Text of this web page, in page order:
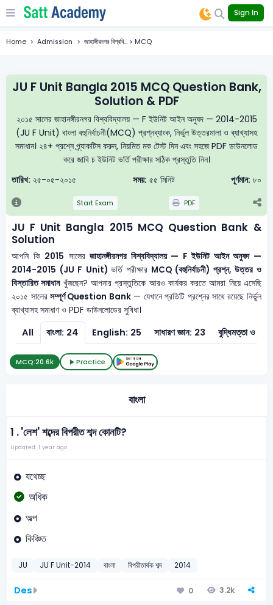
Sign In
Home Admission জাহাঙ্গীরনগর বিশ্ববি... > MCQ
JU F Unit Bangla 2015 MCQ Question Bank,
Solution & PDF
২০১৫ সালের জাহানঙ্গীরনগর বিশ্ববিদ্যালয় — F ইউনিট আইন অনুষদ — 2014-2015
(JU F Unit) বাংলা বহুনির্বাচনী(MCQ) প্রশ্নব্যাংক, নির্ভুল উত্তরমালা ও ব্যাখ্যাসহ
সমাধান। ২৪+ প্রশ্নে প্র্যাকটিস করুন, নিয়মিত মক টেস্ট দিন এবং সহজে PDF ডাউনলোড
করে জাবি চ ইউনিট ভর্তি পরীক্ষার সঠিক প্রস্তুতি নিন।
তারিখ: ২৫-০৫-২০১৫ সময়: ৫৫ মিনিট পূর্ণমান: ৮০
Start Exam PDF
JU F Unit Bangla 2015 MCQ Question Bank &
Solution
আপনি কি 2015 সালেরজাহানঙ্গীরনগর বিশ্ববিদ্যালয় — F ইউনিট আইন অনুষদ —
2014-2015 (JU F Unit)ভর্তি পরীক্ষার MCQ (বহুনির্বাচনী) প্রশ্ন, উত্তর ও
বিস্তারিত সমাধানখুঁজছেন? আপনার প্রস্তুতিকে আরও কার্যকর করতে আমরা নিয়ে এসেছি
২০১৫ সালেরসম্পূর্ণ Question Bank— যেখানে প্রতিটি প্রশ্নের সাথে রয়েছে নির্ভুল
ব্যাখ্যাসহ সমাধাণ ও PDF ডাউনলোডের সুবিধা।
All বাংলা: 24 English: 25 সাধারণ জ্ঞান: 23 বুদ্ধিমত্তা ও
MCQ:20.6k Practice
বাংলা
1 .'লেশ' শব্দের বিপরীত শব্দ কোনটি?
Updated: 1 year ago
যথেচ্ছ
অধিক
অল্প
কিঞ্চিত
JU JU F Unit-2014 বাংলা বিপরীতার্থক শব্দ 2014
Des 0 3.2k